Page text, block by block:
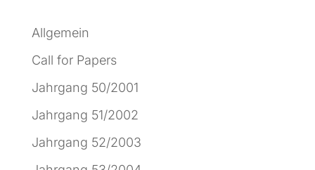
Allgemein
Call for Papers
Jahrgang 50/2001
Jahrgang 51/2002
Jahrgang 52/2003